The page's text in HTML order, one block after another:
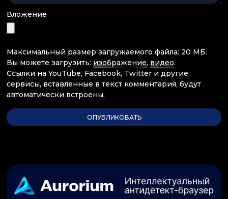
Вложение
Максимальный размер загружаемого файла: 20 МБ.
Вы можете загрузить: изображение, видео.
Ссылки на YouTube, Facebook, Twitter и другие
сервисы, вставленные в текст комментария, будут
автоматически встроены.